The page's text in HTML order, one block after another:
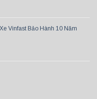
Vinfast Bảo Hành 10 Năm